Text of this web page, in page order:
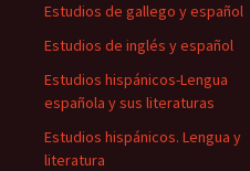
Estudios de gallego y español
Estudios de inglés y español
Estudios hispánicos-Lengua
española y sus literaturas
Estudios hispánicos. Lengua y
literatura